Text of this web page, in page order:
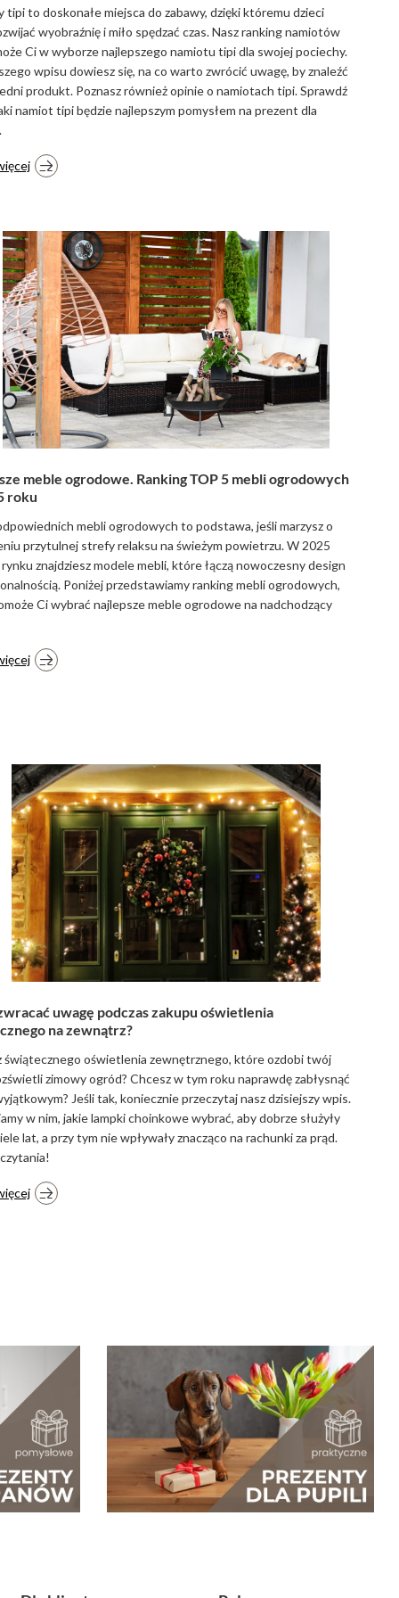
tipi to doskonałe miejsca do zabawy, dzięki któremu dzieci
wyobraźnię i miło spędzać czas. Nasz ranking namiotów
Ci w wyborze najlepszego namiotu tipi dla swojej pociechy.
wpisu dowiesz się, na co warto zwrócić uwagę, by znaleźć
produkt. Poznasz również opinie o namiotach tipi. Sprawdź
namiot tipi będzie najlepszym pomysłem na prezent dla
meble ogrodowe. Ranking TOP 5 mebli ogrodowych
roku
mebli ogrodowych to podstawa, jeśli marzysz o
przytulnej strefy relaksu na świeżym powietrzu. W 2025
znajdziesz modele mebli, które łączą nowoczesny design
Poniżej przedstawiamy ranking mebli ogrodowych,
Ci wybrać najlepsze meble ogrodowe na nadchodzący
uwagę podczas zakupu oświetlenia
na zewnątrz?
świątecznego oświetlenia zewnętrznego, które ozdobi twój
zimowy ogród? Chcesz w tym roku naprawdę zabłysnąć
Jeśli tak, koniecznie przeczytaj nasz dzisiejszy wpis.
w nim, jakie lampki choinkowe wybrać, aby dobrze służyły
lat, a przy tym nie wpływały znacząco na rachunki za prąd.